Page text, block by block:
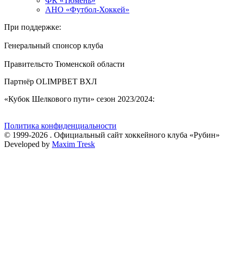
АНО «Футбол-Хоккей»
При поддержке:
Генеральный спонсор клуба
Правительсто Тюменской области
Партнёр OLIMPBET ВХЛ
«Кубок Шелкового пути» сезон 2023/2024:
Политика конфиденциальности
© 1999-2026 . Официальный сайт хоккейного клуба «Рубин»
Developed by Maxim Tresk